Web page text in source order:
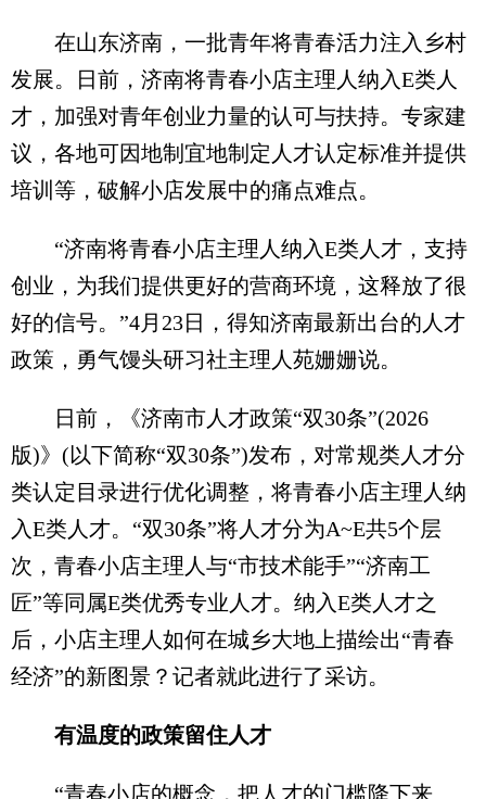
在山东济南，一批青年将青春活力注入乡村
发展。日前，济南将青春小店主理人纳入E类人
才，加强对青年创业力量的认可与扶持。专家建
议，各地可因地制宜地制定人才认定标准并提供
培训等，破解小店发展中的痛点难点。
“济南将青春小店主理人纳入E类人才，支持
创业，为我们提供更好的营商环境，这释放了很
好的信号。”4月23日，得知济南最新出台的人才
政策，勇气馒头研习社主理人苑姗姗说。
日前，《济南市人才政策“双30条”(2026
版)》(以下简称“双30条”)发布，对常规类人才分
类认定目录进行优化调整，将青春小店主理人纳
入E类人才。“双30条”将人才分为A~E共5个层
次，青春小店主理人与“市技术能手”“济南工
匠”等同属E类优秀专业人才。纳入E类人才之
后，小店主理人如何在城乡大地上描绘出“青春
经济”的新图景？记者就此进行了采访。
有温度的政策留住人才
“青春小店的概念，把人才的门槛降下来